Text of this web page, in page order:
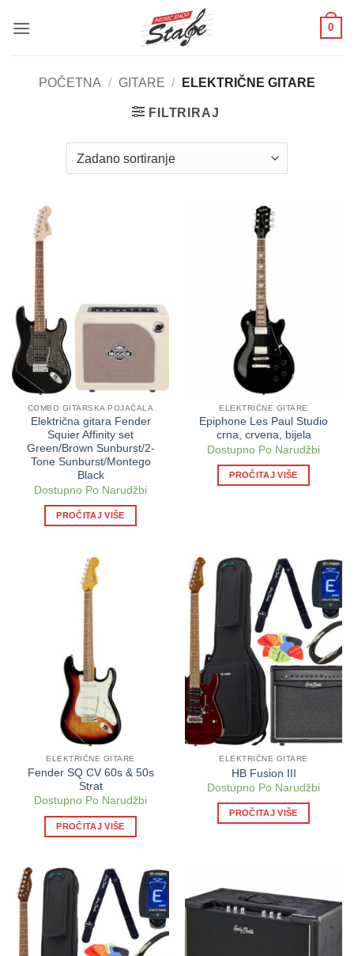
0
POČETNA / GITARE / ELEKTRIČNE GITARE
FILTRIRAJ
COMBO GITARSKA POJAČALA
Električna gitara Fender
Squier Affinity set
Green/Brown Sunburst/2-
Tone Sunburst/Montego
Black
Dostupno Po Narudžbi
PROČITAJ VIŠE
ELEKTRIČNE GITARE
Epiphone Les Paul Studio
crna, crvena, bijela
Dostupno Po Narudžbi
PROČITAJ VIŠE
ELEKTRIČNE GITARE
Fender SQ CV 60s & 50s
Strat
Dostupno Po Narudžbi
PROČITAJ VIŠE
ELEKTRIČNE GITARE
HB Fusion III
Dostupno Po Narudžbi
PROČITAJ VIŠE